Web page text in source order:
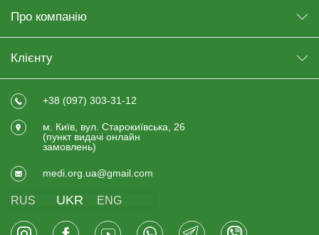
Про компанію
Клієнту
+38 (097) 303-31-12
м. Київ, вул. Старокиївська, 26
(пункт видачi онлайн
замовлень)
medi.org.ua@gmail.com
RUS UKR ENG